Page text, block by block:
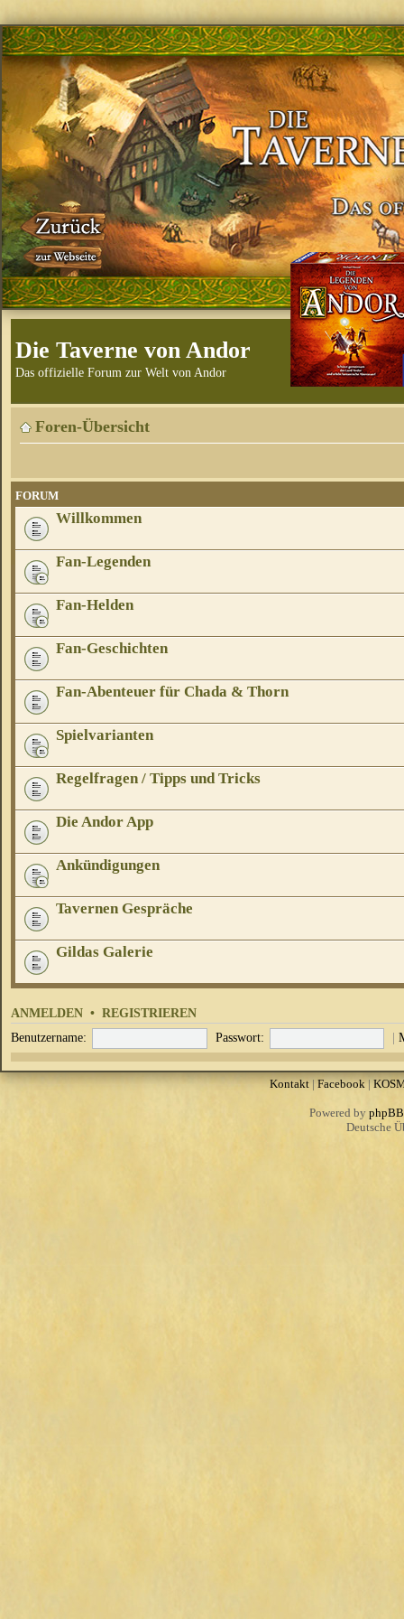
Die Taverne von Andor
Das offizielle Forum zur Welt von Andor
Foren-Übersicht
FORUM
Willkommen
Fan-Legenden
Fan-Helden
Fan-Geschichten
Fan-Abenteuer für Chada & Thorn
Spielvarianten
Regelfragen / Tipps und Tricks
Die Andor App
Ankündigungen
Tavernen Gespräche
Gildas Galerie
ANMELDEN • REGISTRIEREN
Benutzername: Passwort: |
Kontakt| Facebook|
Powered by phpBB
Deutsche